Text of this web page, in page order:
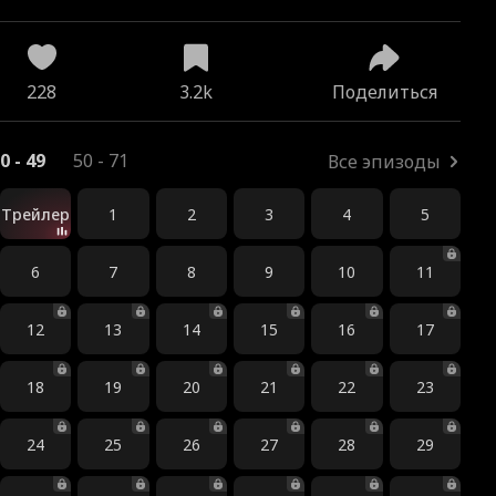
228 3.2k Поделиться
0 - 49 50 - 71 Все эпизоды
Трейлер 1 2 3 4 5
6 7 8 9 10 11
12 13 14 15 16 17
18 19 20 21 22 23
24 25 26 27 28 29